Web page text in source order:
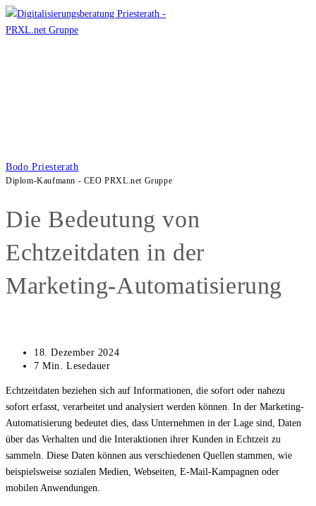
Zum
Inhalt
Bodo Priesterath
Diplom-Kaufmann - CEO PRXL.net Gruppe
Die Bedeutung von
Echtzeitdaten in der
Marketing-Automatisierung
Beitrag
zuletzt
am:
18. Dezember 2024
Lesedauer:
7 Min. Lesedauer
Echtzeitdaten beziehen sich auf Informationen, die sofort oder nahezu
sofort erfasst, verarbeitet und analysiert werden können. In der Marketing-
Automatisierung bedeutet dies, dass Unternehmen in der Lage sind, Daten
über das Verhalten und die Interaktionen ihrer Kunden in Echtzeit zu
sammeln. Diese Daten können aus verschiedenen Quellen stammen, wie
beispielsweise sozialen Medien, Webseiten, E-Mail-Kampagnen oder
mobilen Anwendungen.